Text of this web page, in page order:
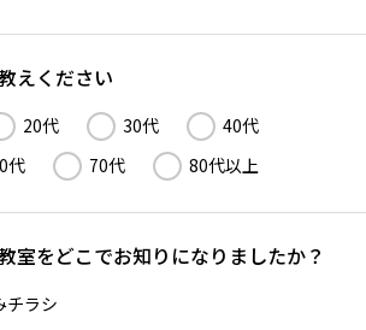
えください
20代 30代
40代
代 70代 80代以上
室をどこでお知りになりましたか？
チラシ